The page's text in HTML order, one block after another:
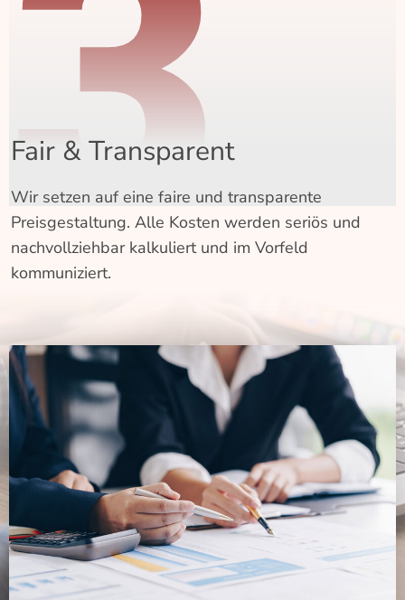
Fair & Transparent
Wir setzen auf eine faire und transparente
Preisgestaltung. Alle Kosten werden seriös und
nachvollziehbar kalkuliert und im Vorfeld
kommuniziert.